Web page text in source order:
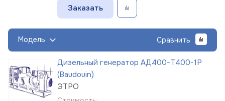
Заказать
Модель Сравнить
Дизельный генератор АД400-Т400-1Р
(Baudouin)
ЭТРО